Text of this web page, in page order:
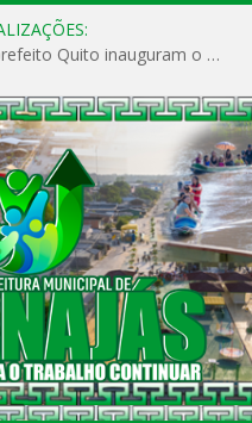
Prefeito Vivaldo Mendes e vice-prefeito Quito inauguram o CAPS e fortalecem a saúde pública em Anajás.